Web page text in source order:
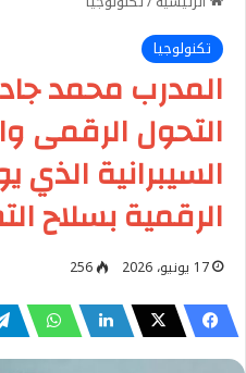
تكنولوجيا
المدرب محمد
التحول الرقمى
السيبرانية الذي
الرقمية بسلاح
17 يونيو، 2026 256